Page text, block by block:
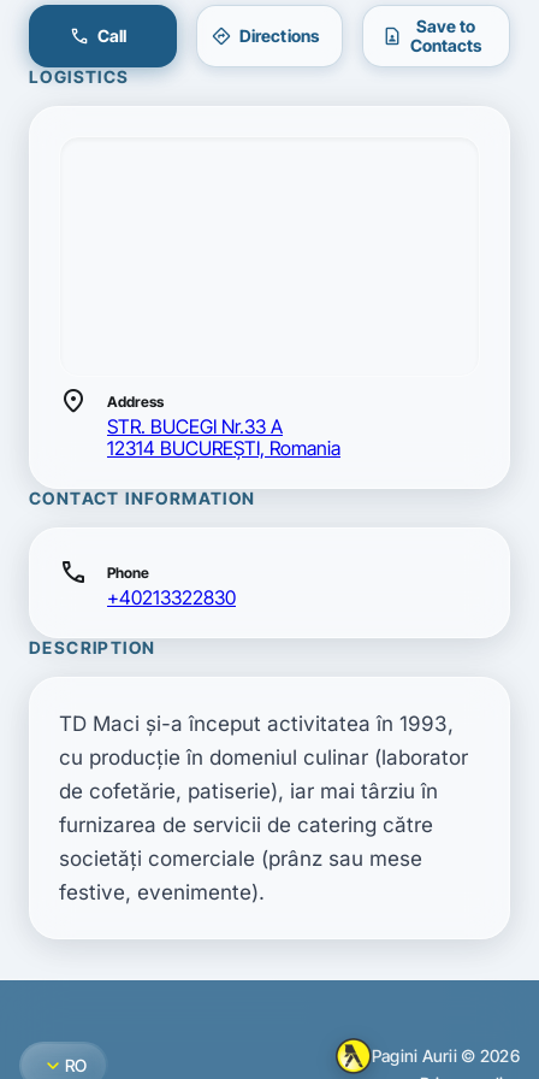
call Call directions Directions contact_page
Save to
Contacts
LOGISTICS
location_on Address
STR. BUCEGI Nr.33 A
12314 BUCUREŞTI, Romania
CONTACT INFORMATION
call Phone
+40213322830
DESCRIPTION
TD Maci şi-a început activitatea în 1993,
cu producţie în domeniul culinar (laborator
de cofetărie, patiserie), iar mai târziu în
furnizarea de servicii de catering către
societăţi comerciale (prânz sau mese
festive, evenimente).
expand_more RO
Pagini Aurii © 2026